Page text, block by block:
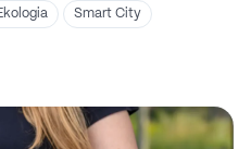
Smart City